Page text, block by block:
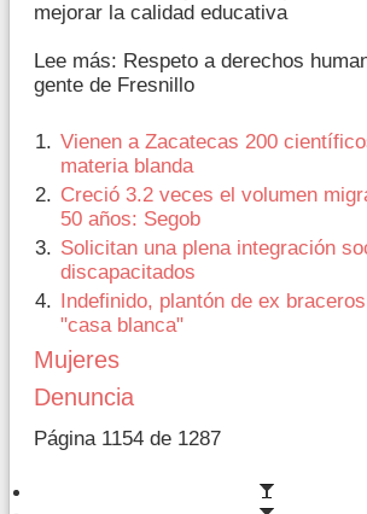
mejorar la calidad educativa
Lee más: Respeto a derechos
gente de Fresnillo
Vienen a Zacatecas 200
materia blanda
Creció 3.2 veces el volumen
50 años: Segob
Solicitan una plena integración
discapacitados
Indefinido, plantón de ex
"casa blanca"
Mujeres
Denuncia
Página 1154 de 1287